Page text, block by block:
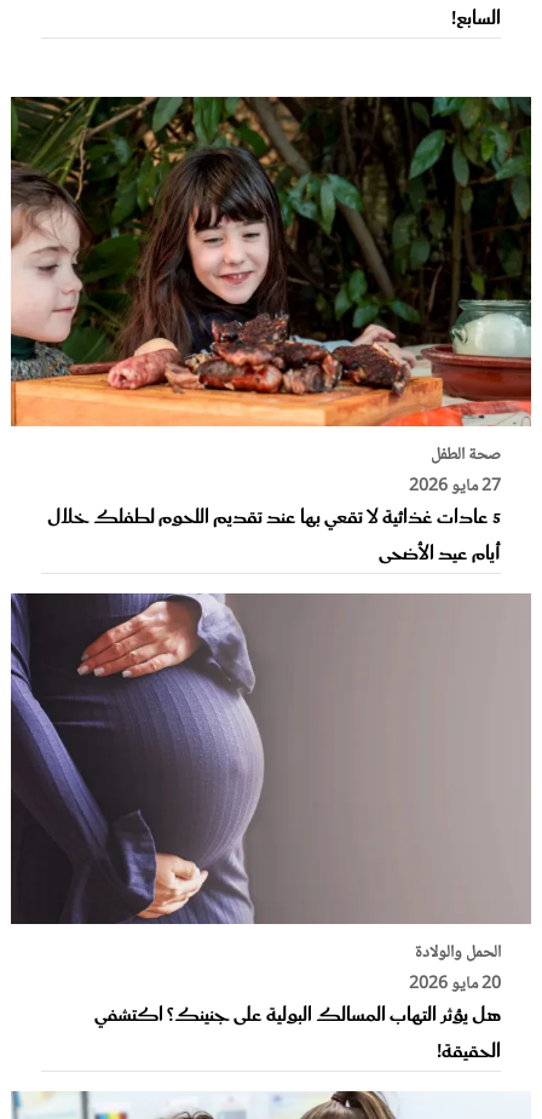
السابع!
صحة الطفل
27 مايو 2026
5 عادات غذائية لا تقعي بها عند تقديم اللحوم لطفلك خلال
أيام عيد الأضحى
الحمل والولادة
20 مايو 2026
هل يؤثر التهاب المسالك البولية على جنينك؟ اكتشفي
الحقيقة!